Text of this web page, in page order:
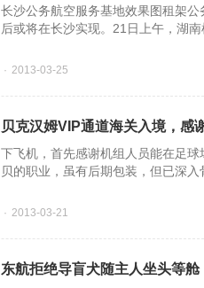
长沙公务航空服务基地效果图租架
后或将在长沙实现。21日上午，湖
2013-03-25
贝克汉姆VIP通道海关入境，感
下飞机，首先感谢机组人员能在足
贝的职业，虽有后期包装，但已深
2013-03-21
东航拒绝导盲犬随主人坐头等舱